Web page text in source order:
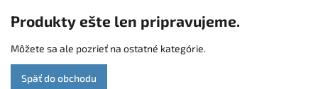
Produkty ešte len pripravujeme.
Môžete sa ale pozrieť na ostatné kategórie.
Späť do obchodu